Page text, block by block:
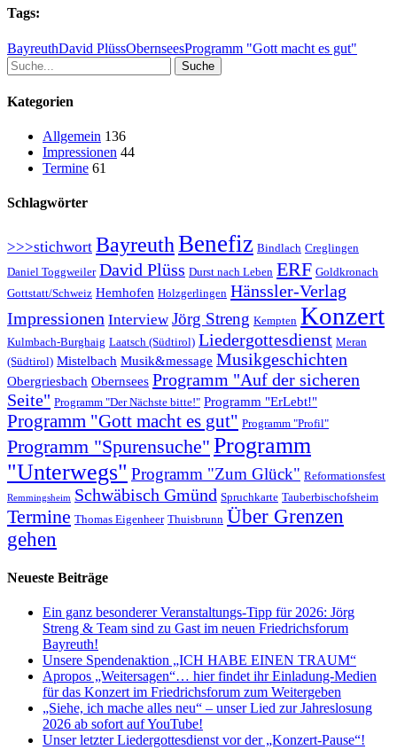
Tags:
BayreuthDavid PlüssObernseesProgramm "Gott macht es gut"
Suche
Kategorien
Allgemein 136
Impressionen 44
Termine 61
Schlagwörter
>>>stichwort BayreuthBenefiz Bindlach Creglingen
Daniel Toggweiler David Plüss Durst nach Leben ERF Goldkronach
Gottstatt/Schweiz Hemhofen Holzgerlingen Hänssler-Verlag
Impressionen Interview Jörg Streng Kempten Konzert
Kulmbach-Burghaig Laatsch (Südtirol) Liedergottesdienst Meran
(Südtirol) Mistelbach Musik&message Musikgeschichten
Obergriesbach Obernsees Programm "Auf der sicheren
Seite" Programm "Der Nächste bitte!" Programm "ErLebt!"
Programm "Gott macht es gut" Programm "Profil"
Programm "Spurensuche" Programm
"Unterwegs" Programm "Zum Glück" Reformationsfest
Remmingsheim Schwäbisch Gmünd Spruchkarte Tauberbischofsheim
Termine Thomas Eigenheer Thuisbrunn Über Grenzen
gehen
Neueste Beiträge
Ein ganz besonderer Veranstaltungs-Tipp für 2026: Jörg
Streng & Team sind zu Gast im neuen Friedrichsforum
Bayreuth!
Unsere Spendenaktion „ICH HABE EINEN TRAUM“
Apropos „Weitersagen“… hier findet ihr Einladung-Medien
für das Konzert im Friedrichsforum zum Weitergeben
„Siehe, ich mache alles neu“ – unser Lied zur Jahreslosung
2026 ab sofort auf YouTube!
Unser letzter Liedergottesdienst vor der „Konzert-Pause“!